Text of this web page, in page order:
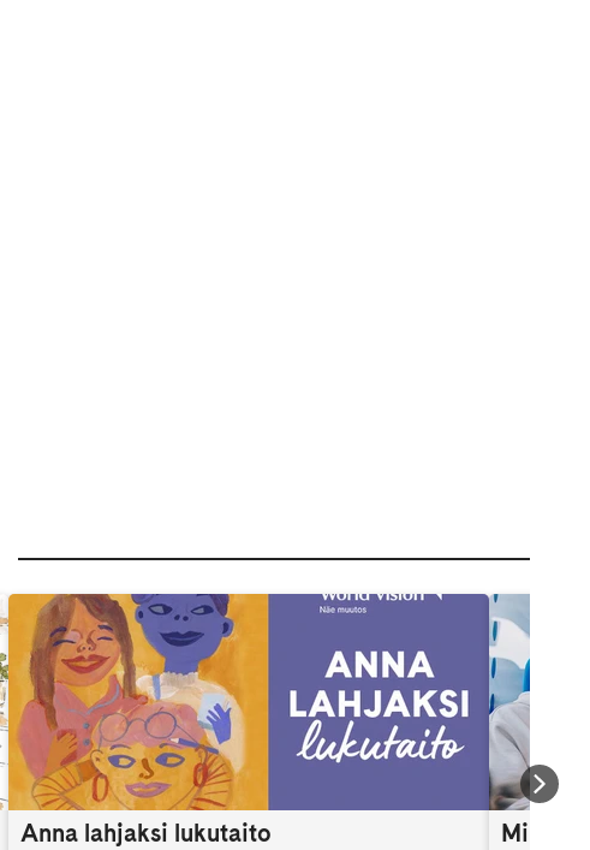
Anna lahjaksi lukutaito